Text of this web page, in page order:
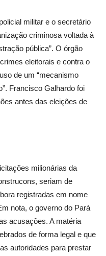
militar e o secretário
criminosa voltada à
pública”. O órgão
eleitorais e contra o
de um “mecanismo
Francisco Galhardo foi
antes das eleições de
milionárias da
seriam de
registradas em nome
nota, o governo do Pará
acusações. A matéria
de forma legal e que
autoridades para prestar